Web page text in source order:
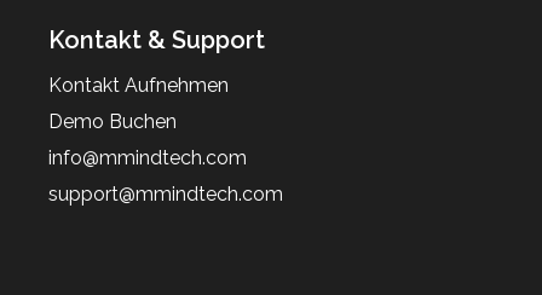
Kontakt & Support
Kontakt Aufnehmen
Demo Buchen
info@mmindtech.com
support@mmindtech.com